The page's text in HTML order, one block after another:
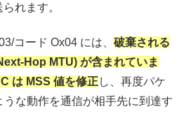
られます。
コード Ox04 には、 破棄される
Hop MTU) が含まれていま
は MSS 値を修正し、再度パケ
な動作を通信が相手先に到達す